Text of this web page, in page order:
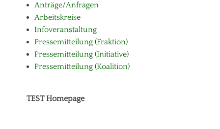
Anträge/Anfragen
Arbeitskreise
Infoveranstaltung
Pressemitteilung (Fraktion)
Pressemitteilung (Initiative)
Pressemitteilung (Koalition)
TEST Homepage